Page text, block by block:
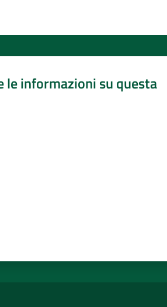
le informazioni su questa